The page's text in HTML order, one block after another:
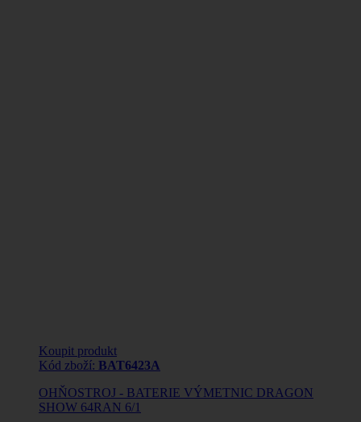
Koupit produkt
Kód zboží: BAT6423A
OHŇOSTROJ - BATERIE VÝMETNIC DRAGON
SHOW 64RAN 6/1